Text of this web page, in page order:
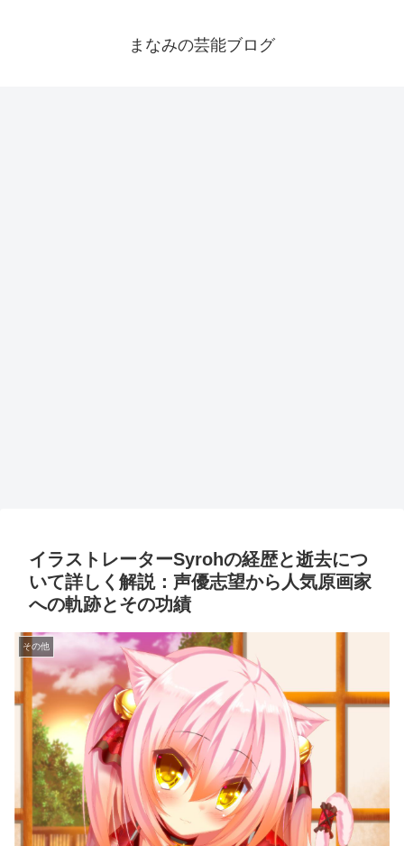
まなみの芸能ブログ
イラストレーターSyrohの経歴と逝去につ
いて詳しく解説：声優志望から人気原画家
への軌跡とその功績
その他